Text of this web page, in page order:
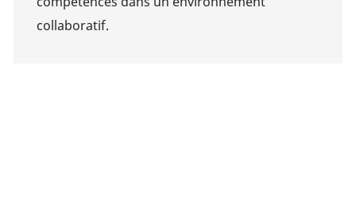
collaboratif.